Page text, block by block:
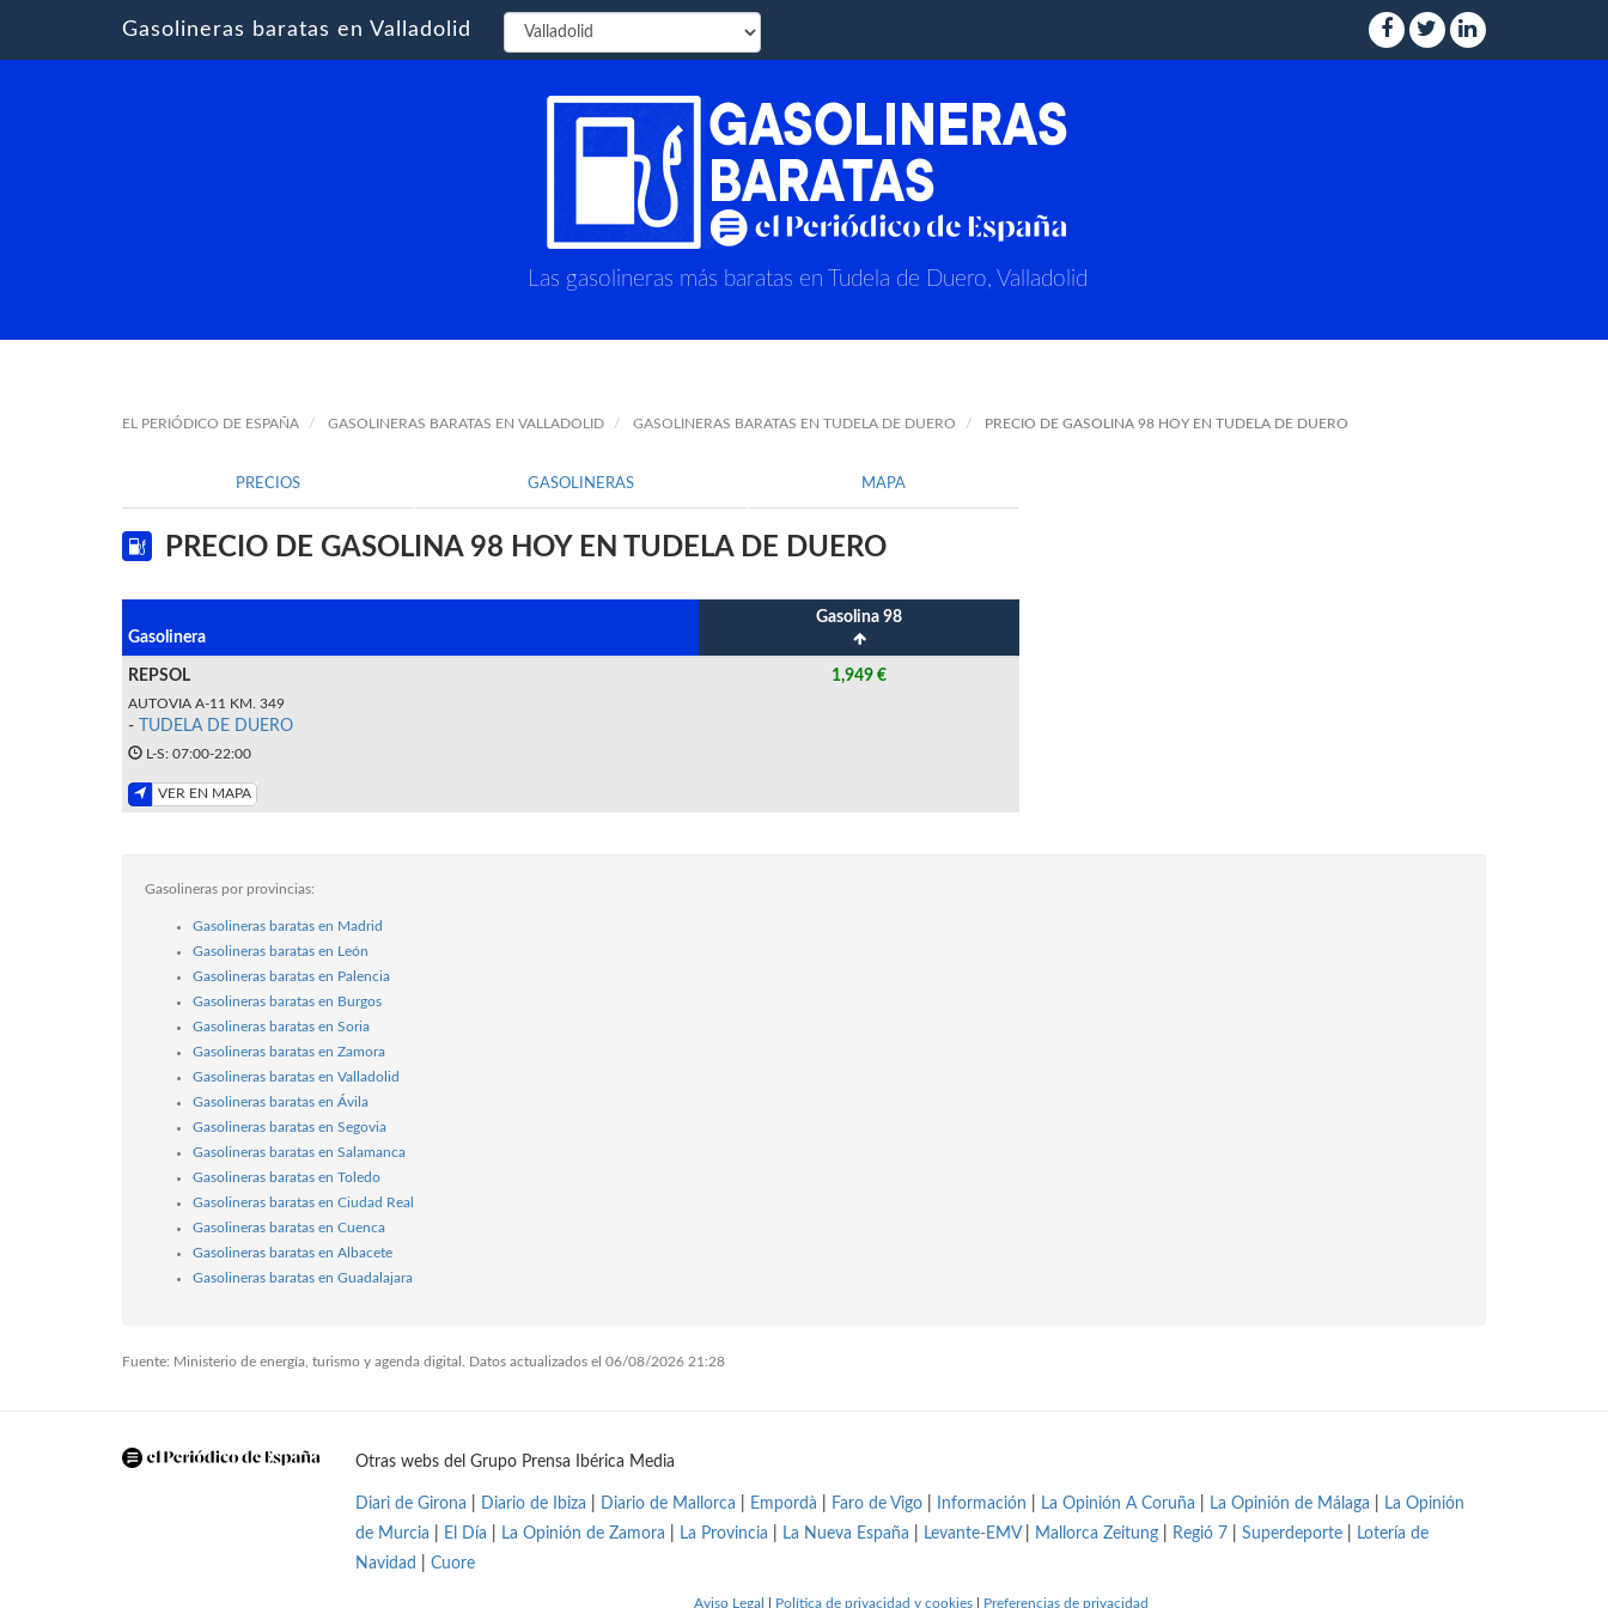
Gasolineras baratas en Valladolid
Las gasolineras más baratas en Tudela de Duero, Valladolid
EL PERIÓDICO DE ESPAÑA GASOLINERAS BARATAS EN VALLADOLID GASOLINERAS BARATAS EN TUDELA DE DUERO PRECIO DE GASOLINA 98 HOY EN TUDELA DE DUERO
PRECIOS GASOLINERAS MAPA
PRECIO DE GASOLINA 98 HOY EN TUDELA DE DUERO
Gasolinera
Gasolina 98
REPSOL
AUTOVIA A-11 KM. 349
- TUDELA DE DUERO
L-S: 07:00-22:00
VER EN MAPA
1,949 €
Gasolineras por provincias:
Gasolineras baratas en Madrid
Gasolineras baratas en León
Gasolineras baratas en Palencia
Gasolineras baratas en Burgos
Gasolineras baratas en Soria
Gasolineras baratas en Zamora
Gasolineras baratas en Valladolid
Gasolineras baratas en Ávila
Gasolineras baratas en Segovia
Gasolineras baratas en Salamanca
Gasolineras baratas en Toledo
Gasolineras baratas en Ciudad Real
Gasolineras baratas en Cuenca
Gasolineras baratas en Albacete
Gasolineras baratas en Guadalajara
Fuente: Ministerio de energía, turismo y agenda digital. Datos actualizados el 06/08/2026 21:28
Otras webs del Grupo Prensa Ibérica Media
Diari de Girona Diario de Ibiza Diario de Mallorca Empordà Faro de Vigo Información La Opinión A Coruña La Opinión de Málaga
La Opinión
de Murcia
El Día La Opinión de Zamora La Provincia La Nueva España Levante-EMV| Mallorca Zeitung Regió 7 Superdeporte
Lotería de
Navidad
Cuore
Aviso Legal Política de privacidad y cookies Preferencias de privacidad